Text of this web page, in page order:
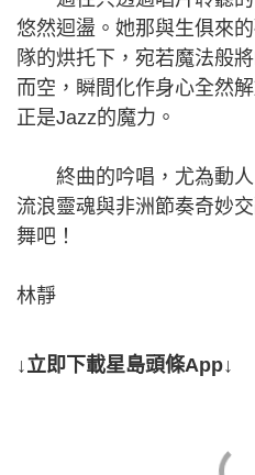
悠然迴盪。她那與生俱來
隊的烘托下，宛若魔法般
而空，瞬間化作身心全然
正是Jazz的魔力。
終曲的吟唱，尤為動人
流浪靈魂與非洲節奏奇妙
舞吧！
林靜
↓立即下載星島頭條App↓